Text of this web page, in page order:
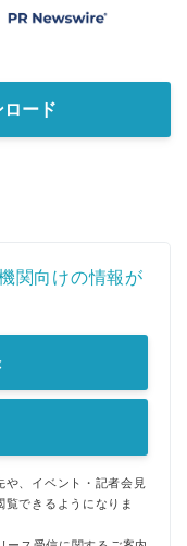
ード
関向けの情報が
、イベント・記者会見
できるようになりま